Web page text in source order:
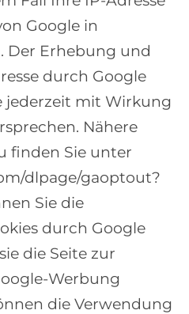
Google in
Der Erhebung und
durch Google
jederzeit mit Wirkung
Nähere
finden Sie unter
dlpage/gaoptout?
Sie die
durch Google
die Seite zur
Werbung
die Verwendung